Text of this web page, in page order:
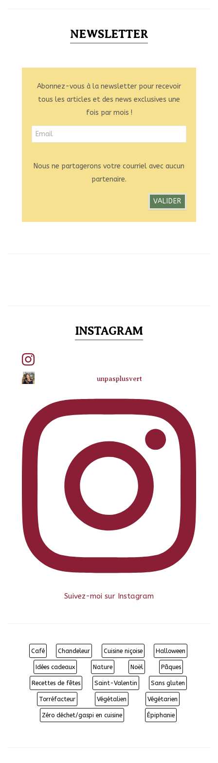
NEWSLETTER
Abonnez-vous à la newsletter pour recevoir
tous les articles et des news exclusives une
fois par mois !
Nous ne partagerons votre courriel avec aucun
partenaire.
INSTAGRAM
unpasplusvert
Suivez-moi sur Instagram
Café Chandeleur Cuisine niçoise Halloween
Idées cadeaux Nature Noël Pâques
Recettes de fêtes Saint-Valentin Sans gluten
Torréfacteur Végétalien Végétarien
Zéro déchet/gaspi en cuisine Épiphanie